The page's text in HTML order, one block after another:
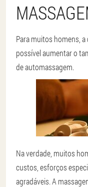
Para muitos homens,
possível aumentar o
de automassagem.
Na verdade, muitos
custos, esforços
agradáveis. A